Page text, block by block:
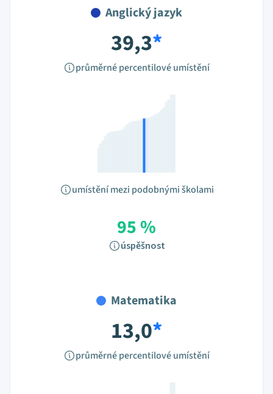
Anglický jazyk
39,3*
průměrné percentilové umístění
umístění mezi podobnými školami
95 %
úspěšnost
Matematika
13,0*
průměrné percentilové umístění